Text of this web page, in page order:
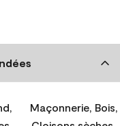
Maçonnerie, Bois,